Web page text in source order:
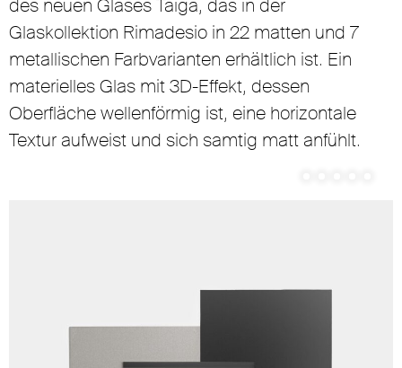
des neuen Glases Taiga, das in der
Glaskollektion Rimadesio in 22 matten und 7
metallischen Farbvarianten erhältlich ist. Ein
materielles Glas mit 3D-Effekt, dessen
Oberfläche wellenförmig ist, eine horizontale
Textur aufweist und sich samtig matt anfühlt.